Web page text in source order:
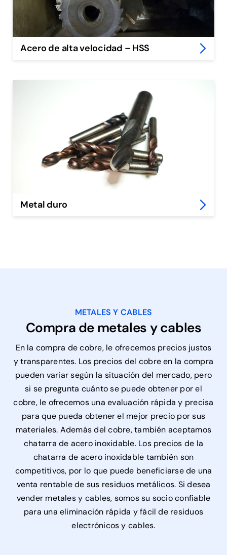
Acero de alta velocidad – HSS
Metal duro
METALES Y CABLES
Compra de metales y cables
En la compra de cobre, le ofrecemos precios justos
y transparentes. Los precios del cobre en la compra
pueden variar según la situación del mercado, pero
si se pregunta cuánto se puede obtener por el
cobre, le ofrecemos una evaluación rápida y precisa
para que pueda obtener el mejor precio por sus
materiales. Además del cobre, también aceptamos
chatarra de acero inoxidable. Los precios de la
chatarra de acero inoxidable también son
competitivos, por lo que puede beneficiarse de una
venta rentable de sus residuos metálicos. Si desea
vender metales y cables, somos su socio confiable
para una eliminación rápida y fácil de residuos
electrónicos y cables.